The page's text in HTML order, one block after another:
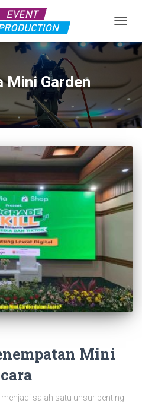
Mini Garden
Mini
salah satu unsur penting